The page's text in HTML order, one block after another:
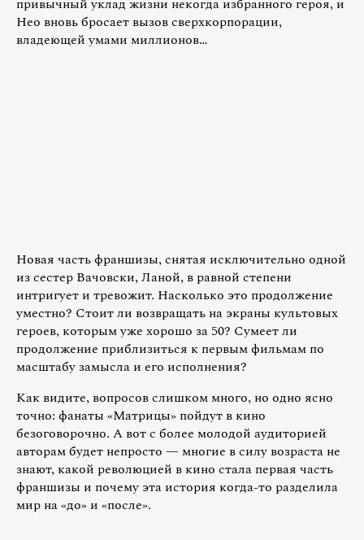
привычный уклад жизни некогда избранного героя, и
Нео вновь бросает вызов сверхкорпорации,
владеющей умами миллионов…
Новая часть франшизы, снятая исключительно одной
из сестер Вачовски, Ланой, в равной степени
интригует и тревожит. Насколько это продолжение
уместно? Стоит ли возвращать на экраны культовых
героев, которым уже хорошо за 50? Сумеет ли
продолжение приблизиться к первым фильмам по
масштабу замысла и его исполнения?
Как видите, вопросов слишком много, но одно ясно
точно: фанаты «Матрицы» пойдут в кино
безоговорочно. А вот с более молодой аудиторией
авторам будет непросто — многие в силу возраста не
знают, какой революцией в кино стала первая часть
франшизы и почему эта история когда-то разделила
мир на «до» и «после».